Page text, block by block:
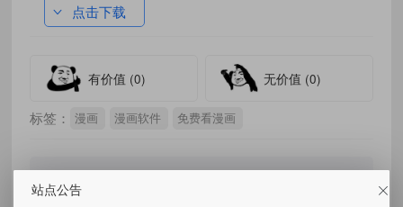
点击下载
有价值 (0) 无价值 (0)
标签： 漫画 漫画软件 免费看漫画
站点公告